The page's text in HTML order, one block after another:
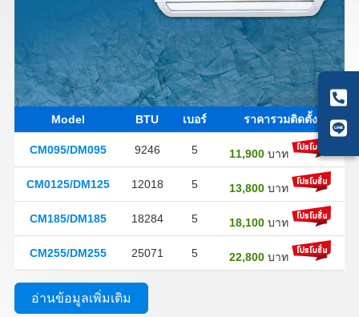
Model BTU เบอร์ ราคารวมติดตั้ง
CM095/DM095 9246 5 11,900 บาท
CM0125/DM125 12018 5 13,800 บาท
CM185/DM185 18284 5 18,100 บาท
CM255/DM255 25071 5 22,800 บาท
อ่านข้อมูลเพิ่มเติม